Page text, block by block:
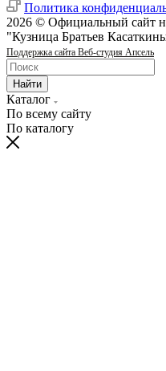
Политика
2026 © Официальный сайт
"Кузница Братьев
Поддержка сайта Веб-студия Апсель
Найти
Каталог
По всему сайту
По каталогу